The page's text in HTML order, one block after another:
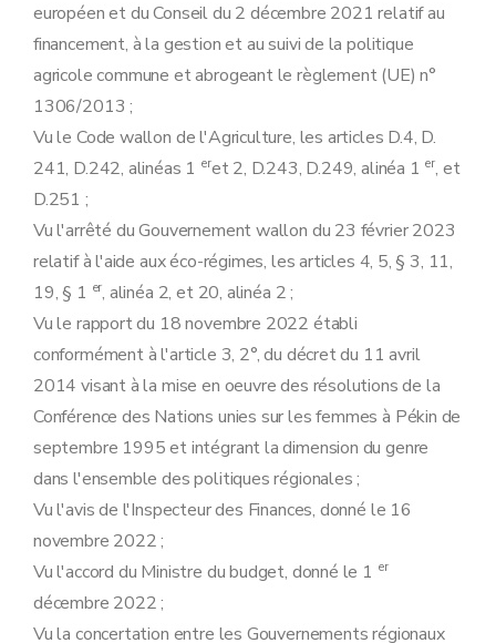
européen et du Conseil du 2 décembre 2021 relatif au
financement, à la gestion et au suivi de la politique
agricole commune et abrogeant le règlement (UE) n°
1306/2013 ;
Vu le Code wallon de l'Agriculture, les articles D.4, D.
241, D.242, alinéas 1 eret 2, D.243, D.249, alinéa 1 er, et
D.251 ;
Vu l'arrêté du Gouvernement wallon du 23 février 2023
relatif à l'aide aux éco-régimes, les articles 4, 5, § 3, 11,
19, § 1 er, alinéa 2, et 20, alinéa 2 ;
Vu le rapport du 18 novembre 2022 établi
conformément à l'article 3, 2°, du décret du 11 avril
2014 visant à la mise en oeuvre des résolutions de la
Conférence des Nations unies sur les femmes à Pékin de
septembre 1995 et intégrant la dimension du genre
dans l'ensemble des politiques régionales ;
Vu l'avis de l'Inspecteur des Finances, donné le 16
novembre 2022 ;
Vu l'accord du Ministre du budget, donné le 1 er
décembre 2022 ;
Vu la concertation entre les Gouvernements régionaux